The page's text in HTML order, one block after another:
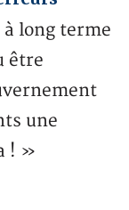
long terme
être
une
! »